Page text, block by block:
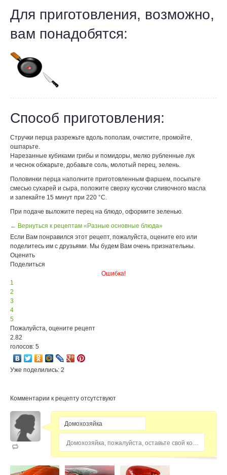
Для приготовления, возможно,
вам понадобятся:
Способ приготовления:
Стручки перца разрежьте вдоль пополам, очистите, промойте,
ошпарьте.
Нарезанные кубиками грибы и помидоры, мелко рубленные лук
и чеснок обжарьте, добавьте соль, молотый перец, зелень.
Половинки перца наполните приготовленным фаршем, посыпьте
смесью сухарей и сыра, положите сверху кусочки сливочного масла
и запекайте 15 минут при 220 °С.
При подаче выложите перец на блюдо, оформите зеленью.
← Вернуться к рецептам «Разные основные блюда»
Если Вам понравился этот рецепт, пожалуйста, оцените его или
поделитесь им с друзьями. Мы будем Вам очень признательны.
Оценить
Поделиться
Ошибка!
1
2
3
4
5
Пожалуйста, оцените рецепт
2.82
голосов: 5
Уже поделились: 2
Комментарии к рецепту отсутствуют
Домохозяйка, пожалуйста, оставьте свой комментарий...